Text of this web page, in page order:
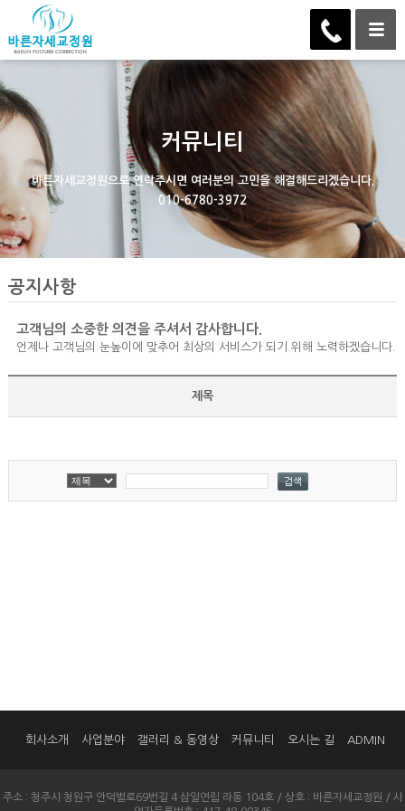
커뮤니티
바른자세교정원으로 연락주시면 여러분의 고민을 해결해드리겠습니다.
010-6780-3972
공지사항
고객님의 소중한 의견을 주셔서 감사합니다.
언제나 고객님의 눈높이에 맞추어 최상의 서비스가 되기 위해 노력하겠습니다.
제목
회사소개 사업분야 갤러리 & 동영상 커뮤니티 오시는 길 ADMIN
주소 : 청주시 청원구 안덕벌로69번길 4 삼일연립 라동 104호 / 상호 : 바른자세교정원 / 사